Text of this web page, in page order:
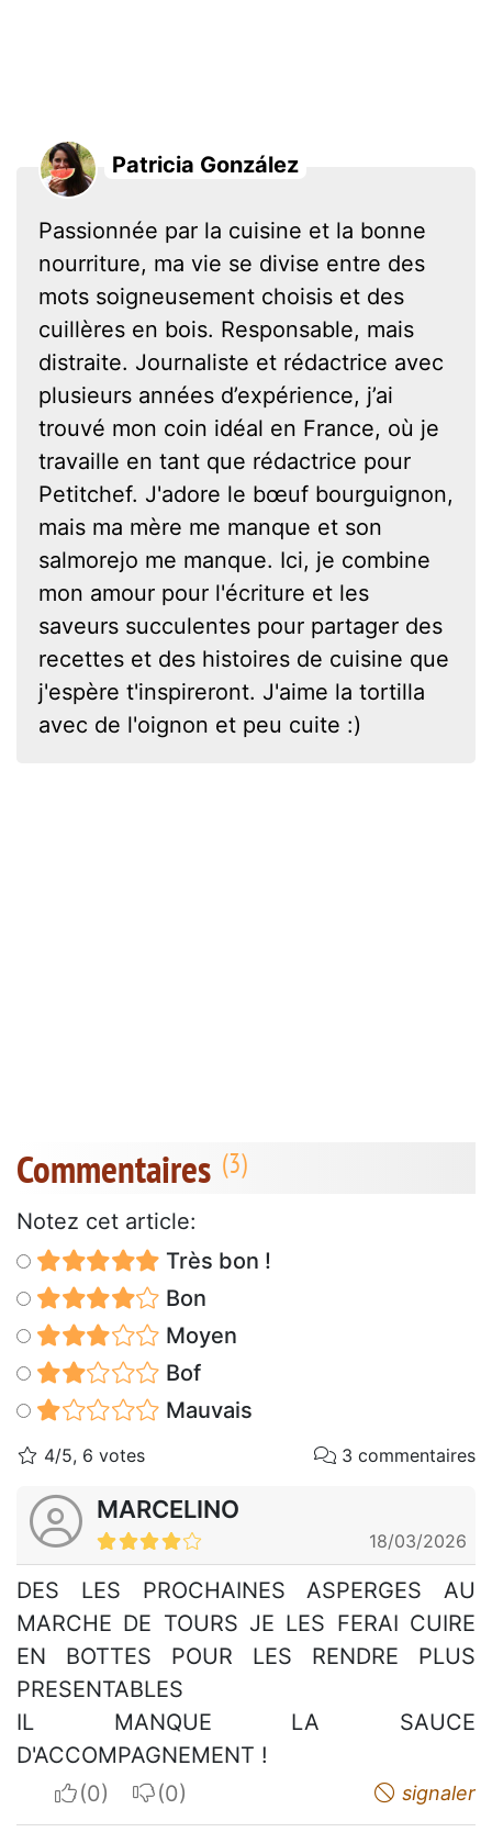
Patricia González
Passionnée par la cuisine et la bonne
nourriture, ma vie se divise entre des
mots soigneusement choisis et des
cuillères en bois. Responsable, mais
distraite. Journaliste et rédactrice avec
plusieurs années d’expérience, j’ai
trouvé mon coin idéal en France, où je
travaille en tant que rédactrice pour
Petitchef. J'adore le bœuf bourguignon,
mais ma mère me manque et son
salmorejo me manque. Ici, je combine
mon amour pour l'écriture et les
saveurs succulentes pour partager des
recettes et des histoires de cuisine que
j'espère t'inspireront. J'aime la tortilla
avec de l'oignon et peu cuite :)
Commentaires
Notez cet article:
Très bon !
Bon
Moyen
Bof
Mauvais
4/5, 6 votes 3 commentaires
MARCELINO
18/03/2026
DES LES PROCHAINES ASPERGES AU
MARCHE DE TOURS JE LES FERAI CUIRE
EN BOTTES POUR LES RENDRE PLUS
PRESENTABLES
IL MANQUE LA SAUCE
D'ACCOMPAGNEMENT !
I apreciateI do not appreciate signaler